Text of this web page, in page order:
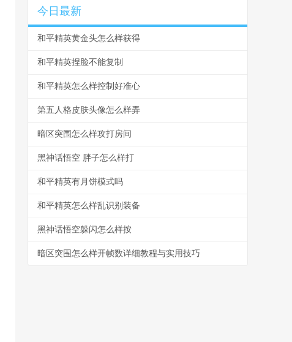
今日最新
和平精英黄金头怎么样获得
和平精英捏脸不能复制
和平精英怎么样控制好准心
第五人格皮肤头像怎么样弄
暗区突围怎么样攻打房间
黑神话悟空 胖子怎么样打
和平精英有月饼模式吗
和平精英怎么样乱识别装备
黑神话悟空躲闪怎么样按
暗区突围怎么样开帧数详细教程与实用技巧